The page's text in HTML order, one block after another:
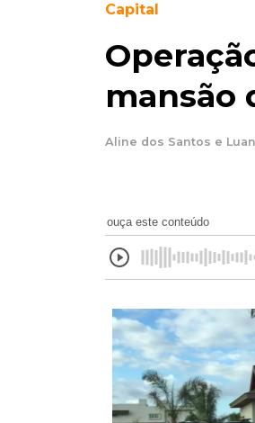
Capital
mansão
Aline dos Santos e
ouça este conteúdo